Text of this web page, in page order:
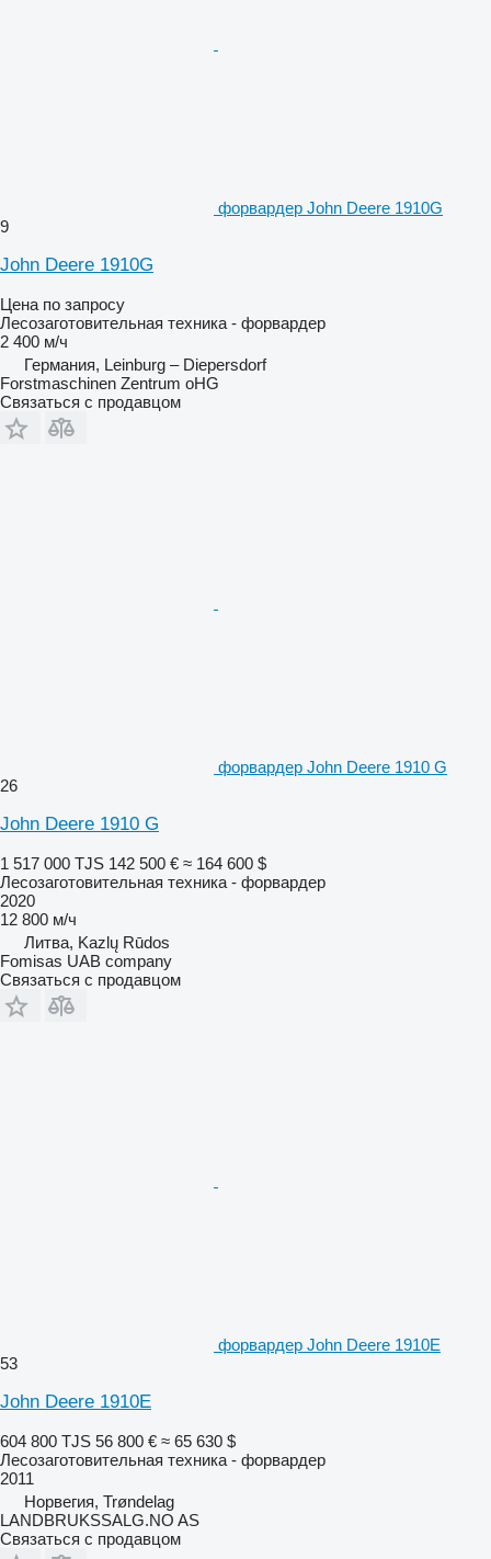
форвардер John Deere 1910G
9
John Deere 1910G
Цена по запросу
Лесозаготовительная техника - форвардер
2 400 м/ч
Германия, Leinburg – Diepersdorf
Forstmaschinen Zentrum oHG
Связаться с продавцом
форвардер John Deere 1910 G
26
John Deere 1910 G
1 517 000 TJS 142 500 € ≈ 164 600 $
Лесозаготовительная техника - форвардер
2020
12 800 м/ч
Литва, Kazlų Rūdos
Fomisas UAB company
Связаться с продавцом
форвардер John Deere 1910E
53
John Deere 1910E
604 800 TJS 56 800 € ≈ 65 630 $
Лесозаготовительная техника - форвардер
2011
Норвегия, Trøndelag
LANDBRUKSSALG.NO AS
Связаться с продавцом